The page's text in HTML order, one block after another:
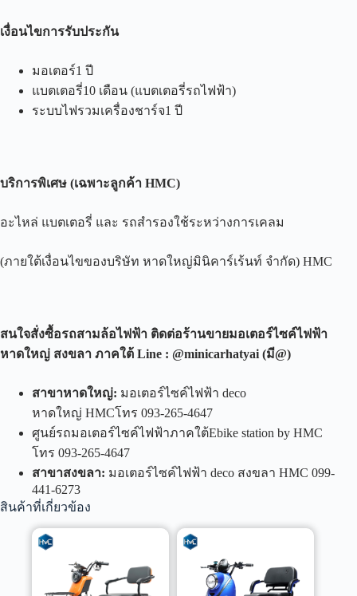
เงื่อนไขการรับประกัน
มอเตอร์1 ปี
แบตเตอรี่10 เดือน (แบตเตอรี่รถไฟฟ้า)
ระบบไฟรวมเครื่องชาร์จ1 ปี
บริการพิเศษ (เฉพาะลูกค้า HMC)
อะไหล่ แบตเตอรี่ และ รถสำรองใช้ระหว่างการเคลม
(ภายใต้เงื่อนไขของบริษัท หาดใหญ่มินิคาร์เร้นท์ จำกัด) HMC
สนใจสั่งซื้อรถสามล้อไฟฟ้า ติดต่อร้านขายมอเตอร์ไซค์ไฟฟ้า
หาดใหญ่ สงขลา ภาคใต้ Line : @minicarhatyai (มี@)
สาขาหาดใหญ่: มอเตอร์ไซค์ไฟฟ้า deco
หาดใหญ่ HMCโทร 093-265-4647
ศูนย์รถมอเตอร์ไซค์ไฟฟ้าภาคใต้Ebike station by HMC
โทร 093-265-4647
สาขาสงขลา: มอเตอร์ไซค์ไฟฟ้า deco สงขลา HMC 099-
441-6273
สินค้าที่เกี่ยวข้อง